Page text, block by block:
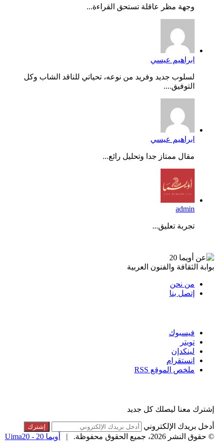
وجهة مظر عاقلة تستحق القراءة...
ابراهيم عيسي
لسلوب جديد وفريد من نوعه، تحياتي للناقد الشاب وكل
التوفيق....
ابراهيم عيسي
مقال ممتاز جدا وتحليل رائع...
admin
تجربة تعليق...
بوابة الثقافة والفنون العربية
من نحن
إتصل بنا
فيسبوك
تويتر
لينكدإن
انستقرام
ملخص الموقع RSS
إشترك معنا ليصلك كل جديد
أدخل بريدك الإلكتروني
© حقوق النشر 2026، جميع الحقوق محفوظة. |
أويما 20 - Uima20